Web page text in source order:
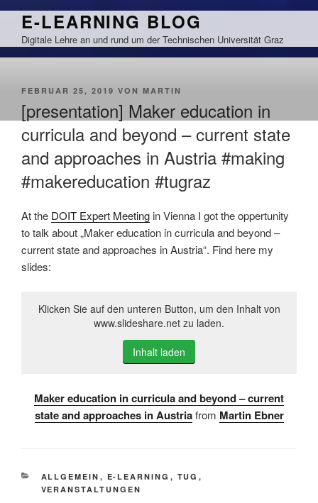
Zum
springen
E-LEARNING BLOG
Digitale Lehre an und rund um der Technischen Universität Graz
VERÖFFENTLICHT
FEBRUAR 25, 2019 VON MARTIN
[presentation] Maker education in
curricula and beyond – current state
and approaches in Austria #making
#makereducation #tugraz
At the DOIT Expert Meeting in Vienna I got the oppertunity
to talk about „Maker education in curricula and beyond –
current state and approaches in Austria“. Find here my
slides:
Klicken Sie auf den unteren Button, um den Inhalt von
www.slideshare.net zu laden.
Inhalt laden
Maker education in curricula and beyond – current
state and approaches in Austria from Martin Ebner
KATEGORIEN
ALLGEMEIN , E-LEARNING , TUG ,
VERANSTALTUNGEN